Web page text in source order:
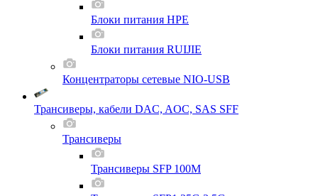
Блоки питания HPE
Блоки питания RUIJIE
Концентраторы сетевые NIO-USB
Трансиверы, кабели DAC, AOC, SAS SFF
Трансиверы
Трансиверы SFP 100M